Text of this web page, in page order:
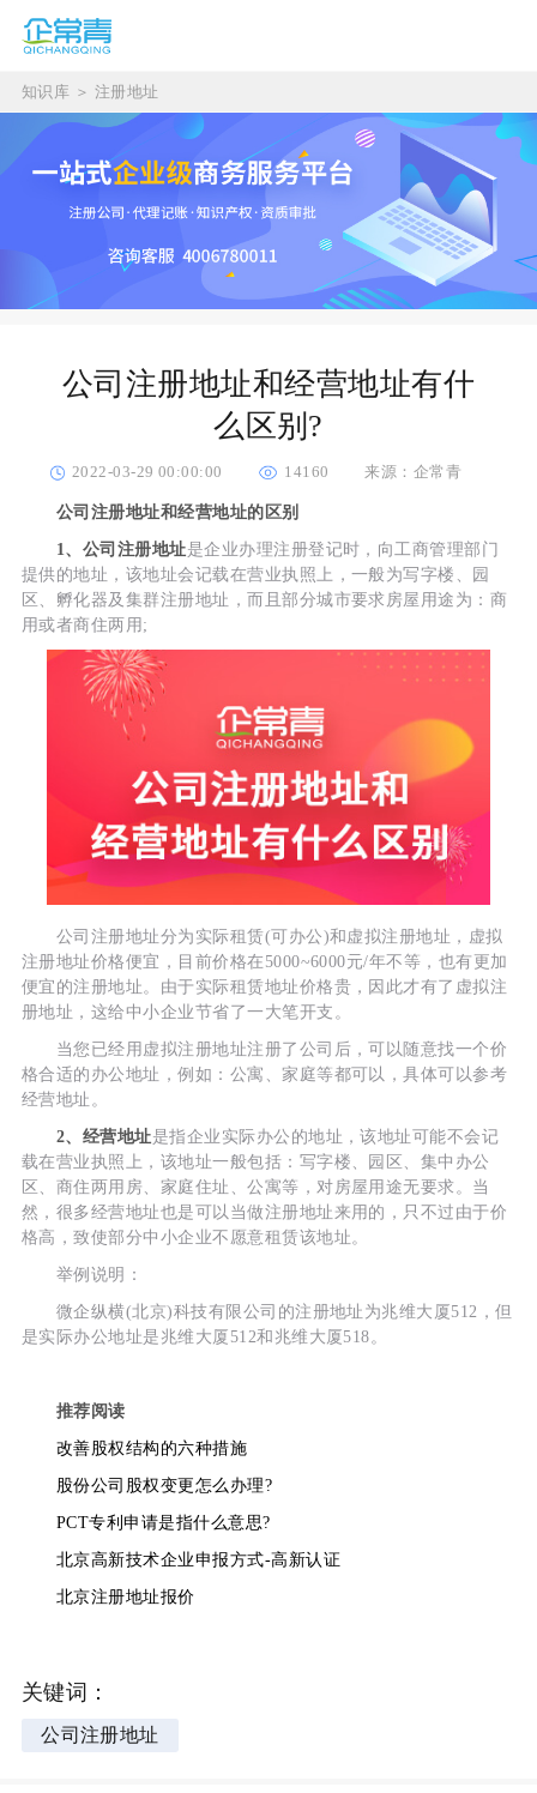
知识库 ＞ 注册地址
公司注册地址和经营地址有什
么区别?
2022-03-29 00:00:00 14160 来源：企常青
公司注册地址和经营地址的区别
1、公司注册地址是企业办理注册登记时，向工商管理部门
提供的地址，该地址会记载在营业执照上，一般为写字楼、园
区、孵化器及集群注册地址，而且部分城市要求房屋用途为：商
用或者商住两用;
公司注册地址分为实际租赁(可办公)和虚拟注册地址，虚拟
注册地址价格便宜，目前价格在5000~6000元/年不等，也有更加
便宜的注册地址。由于实际租赁地址价格贵，因此才有了虚拟注
册地址，这给中小企业节省了一大笔开支。
当您已经用虚拟注册地址注册了公司后，可以随意找一个价
格合适的办公地址，例如：公寓、家庭等都可以，具体可以参考
经营地址。
2、经营地址是指企业实际办公的地址，该地址可能不会记
载在营业执照上，该地址一般包括：写字楼、园区、集中办公
区、商住两用房、家庭住址、公寓等，对房屋用途无要求。当
然，很多经营地址也是可以当做注册地址来用的，只不过由于价
格高，致使部分中小企业不愿意租赁该地址。
举例说明：
微企纵横(北京)科技有限公司的注册地址为兆维大厦512，但
是实际办公地址是兆维大厦512和兆维大厦518。
推荐阅读
改善股权结构的六种措施
股份公司股权变更怎么办理?
PCT专利申请是指什么意思?
北京高新技术企业申报方式-高新认证
北京注册地址报价
关键词：
公司注册地址